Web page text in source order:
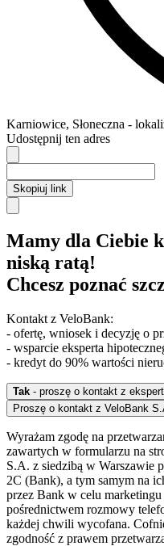
Karniowice, Słoneczna -
Udostępnij ten adres
Skopiuj link
Mamy dla Ciebie
niską ratą!
Chcesz poznać
Kontakt z VeloBank:
- ofertę, wniosek i decyzję o
- wsparcie eksperta
- kredyt do 90% wartości
Tak - proszę o kontakt z
Proszę o kontakt z VeloBank
Wyrażam zgodę na
zawartych w formularzu na
S.A. z siedzibą w Warszawie
2C (Bank), a tym samym na
przez Bank w celu
pośrednictwem rozmowy
każdej chwili wycofana.
zgodność z prawem